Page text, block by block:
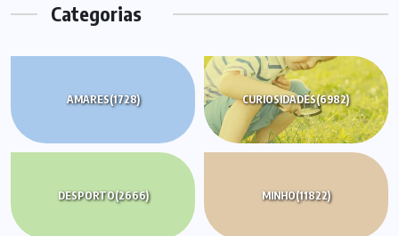
Categorias
AMARES(1728) CURIOSIDADES(6982)
DESPORTO(2666) MINHO(11822)